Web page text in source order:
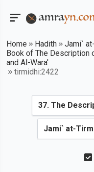
Home Hadith
Jami`
Book of The Description
and Al-Wara'
tirmidhi:2422